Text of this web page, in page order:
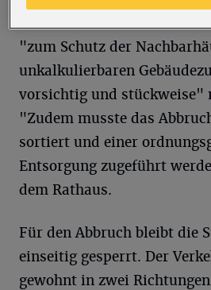
"zum Schutz der
unkalkulierbaren
vorsichtig und stückweise"
"Zudem musste das
sortiert und einer
Entsorgung zugeführt
dem Rathaus.
Für den Abbruch bleibt die
einseitig gesperrt. Der
gewohnt in zwei